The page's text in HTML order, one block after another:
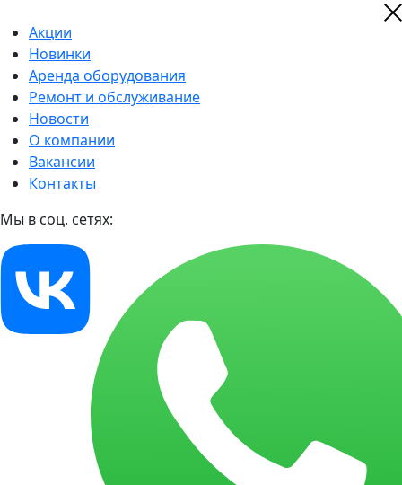
Акции
Новинки
Аренда оборудования
Ремонт и обслуживание
Новости
О компании
Вакансии
Контакты
Мы в соц. сетях: